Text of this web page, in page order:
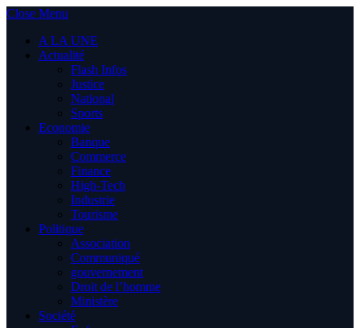
Close Menu
A LA UNE
Actualité
Flash Infos
Justice
National
Sports
Economie
Banque
Commerce
Finance
High-Tech
Industrie
Tourisme
Politique
Association
Communiqué
gouvernement
Droit de l’homme
Ministère
Société